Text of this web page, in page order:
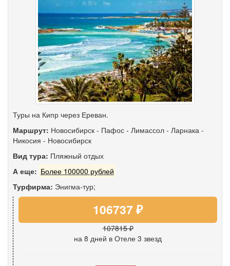
Туры на Кипр через Ереван.
Маршрут: Новосибирск - Пафос - Лимассол - Ларнака -
Никосия - Новосибирск
Вид тура: Пляжный отдых
А еще: Более 100000 рублей
Турфирма: Энигма-тур;
106737 ₽
107815 ₽
на 8 дней в Отеле 3 звезд